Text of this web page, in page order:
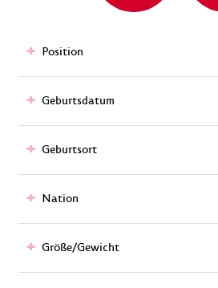
Position
Geburtsdatum
Geburtsort
Nation
Größe/Gewicht